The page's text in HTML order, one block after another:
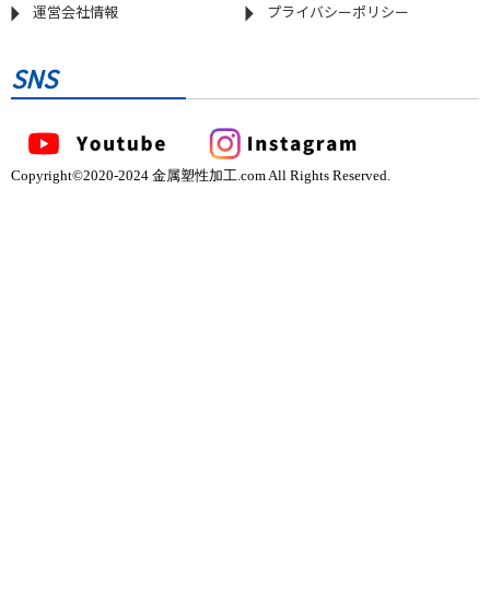
運営会社情報
プライバシーポリシー
SNS
Copyright©2020-2024 金属塑性加工.com All Rights Reserved.